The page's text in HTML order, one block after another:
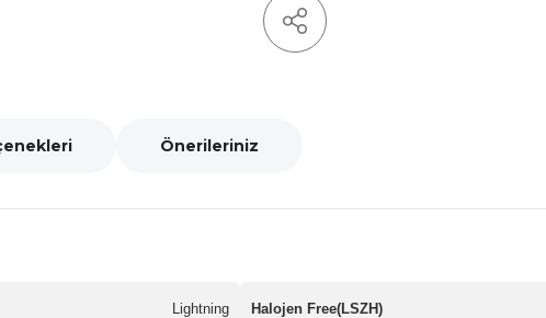
Önerileriniz
Lightning Halojen Free(LSZH)